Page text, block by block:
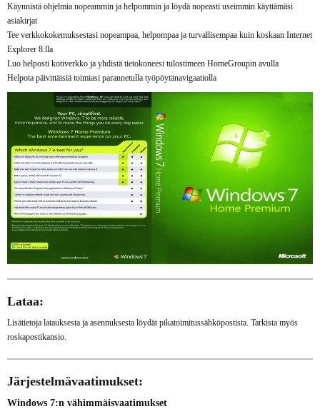
Käynnistä ohjelmia nopeammin ja helpommin ja löydä nopeasti useimmin käyttämäsi
asiakirjat
Tee verkkokokemuksestasi nopeampaa, helpompaa ja turvallisempaa kuin koskaan Internet
Explorer 8:lla
Luo helposti kotiverkko ja yhdistä tietokoneesi tulostimeen HomeGroupin avulla
Helpota päivittäisiä toimiasi parannetulla työpöytänavigaatiolla
Lataa:
Lisätietoja latauksesta ja asennuksesta löydät pikatoimitussähköpostista. Tarkista myös
roskapostikansio.
Järjestelmävaatimukset:
Windows 7:n vähimmäisvaatimukset